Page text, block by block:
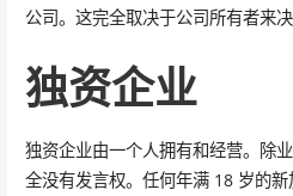
公司。这完全取决于公司所有者来
独资企业
独资企业由一个人拥有和经营。除
全没有发言权。任何年满 18 岁的